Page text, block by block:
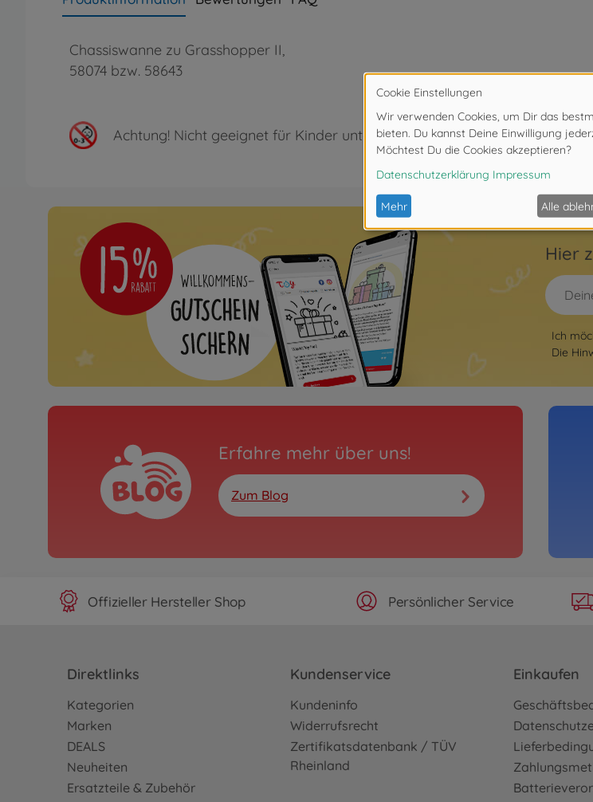
Chassiswanne zu Grasshopper II,
58074 bzw. 58643
Achtung! Nicht geeignet für Kinder unter 3 Jahren. Erstickungsgefahr
Hier
Ich
Die
Erfahre mehr über uns!
Zum Blog
Offizieller Hersteller Shop Persönlicher Service
Direktlinks
Kategorien
Marken
DEALS
Neuheiten
Ersatzteile & Zubehör
Kundenservice
Kundeninfo
Widerrufsrecht
Zertifikatsdatenbank / TÜV
Rheinland
Einkaufen